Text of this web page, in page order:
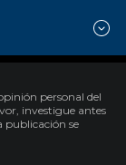
personal del
investigue antes
publicación se